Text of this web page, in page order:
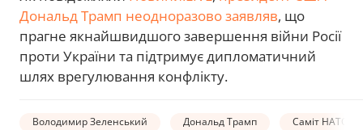
Дональд Трамп неодноразово заявляв, що
прагне якнайшвидшого завершення війни Росії
проти України та підтримує дипломатичний
шлях врегулювання конфлікту.
Володимир Зеленський Дональд Трамп Саміт НАТО в